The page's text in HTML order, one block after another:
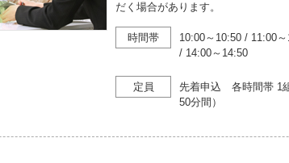
だく場合があります。
時間帯 10:00～10:50 / 11:00
/ 14:00～14:50
定員
先着申込 各時間帯 1
50分間）